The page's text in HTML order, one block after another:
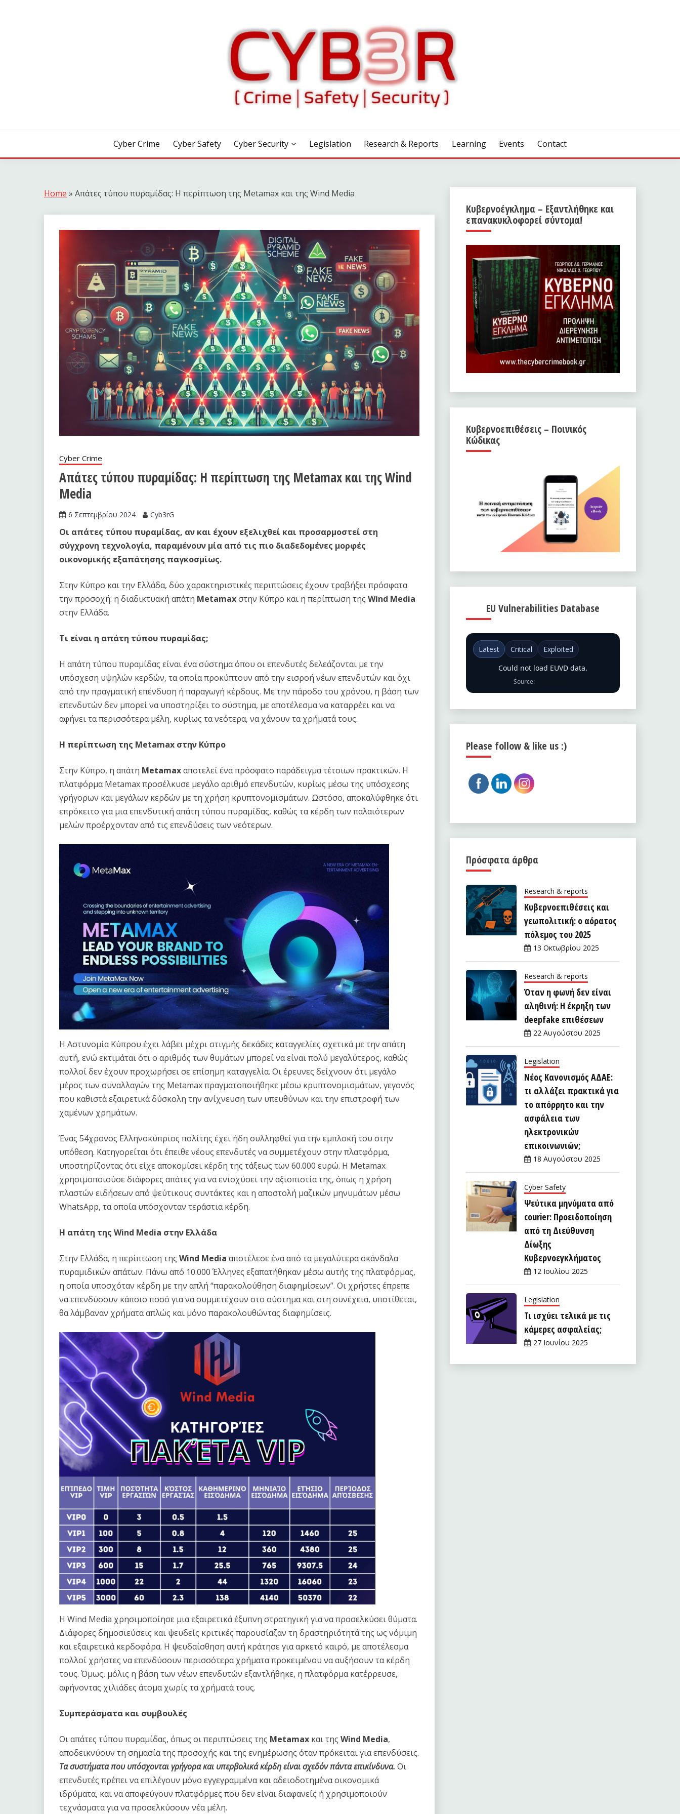
Cyber Crime Cyber Safety Cyber Security Legislation Research & Reports Learning Events Contact
Home » Απάτες τύπου πυραμίδας: Η περίπτωση της Metamax και της Wind Media
Cyber Crime
Απάτες τύπου πυραμίδας: Η περίπτωση της Metamax και της Wind
Media
6 Σεπτεμβρίου 2024 Cyb3rG
Οι απάτες τύπου πυραμίδας, αν και έχουν εξελιχθεί και προσαρμοστεί στη
σύγχρονη τεχνολογία, παραμένουν μία από τις πιο διαδεδομένες μορφές
οικονομικής εξαπάτησης παγκοσμίως.
Στην Κύπρο και την Ελλάδα, δύο χαρακτηριστικές περιπτώσεις έχουν τραβήξει πρόσφατα
την προσοχή: η διαδικτυακή απάτη Metamaxστην Κύπρο και η περίπτωση της Wind Media
στην Ελλάδα.
Τι είναι η απάτη τύπου πυραμίδας;
Η απάτη τύπου πυραμίδας είναι ένα σύστημα όπου οι επενδυτές δελεάζονται με την
υπόσχεση υψηλών κερδών, τα οποία προκύπτουν από την εισροή νέων επενδυτών και όχι
από την πραγματική επένδυση ή παραγωγή κέρδους. Με την πάροδο του χρόνου, η βάση των
επενδυτών δεν μπορεί να υποστηρίξει το σύστημα, με αποτέλεσμα να καταρρέει και να
αφήνει τα περισσότερα μέλη, κυρίως τα νεότερα, να χάνουν τα χρήματά τους.
Η περίπτωση της Metamax στην Κύπρο
Στην Κύπρο, η απάτη Metamaxαποτελεί ένα πρόσφατο παράδειγμα τέτοιων πρακτικών. Η
πλατφόρμα Metamax προσέλκυσε μεγάλο αριθμό επενδυτών, κυρίως μέσω της υπόσχεσης
γρήγορων και μεγάλων κερδών με τη χρήση κρυπτονομισμάτων. Ωστόσο, αποκαλύφθηκε ότι
επρόκειτο για μια επενδυτική απάτη τύπου πυραμίδας, καθώς τα κέρδη των παλαιότερων
μελών προέρχονταν από τις επενδύσεις των νεότερων.
Η Αστυνομία Κύπρου έχει λάβει μέχρι στιγμής δεκάδες καταγγελίες σχετικά με την απάτη
αυτή, ενώ εκτιμάται ότι ο αριθμός των θυμάτων μπορεί να είναι πολύ μεγαλύτερος, καθώς
πολλοί δεν έχουν προχωρήσει σε επίσημη καταγγελία. Οι έρευνες δείχνουν ότι μεγάλο
μέρος των συναλλαγών της Metamax πραγματοποιήθηκε μέσω κρυπτονομισμάτων, γεγονός
που καθιστά εξαιρετικά δύσκολη την ανίχνευση των υπευθύνων και την επιστροφή των
χαμένων χρημάτων.
Ένας 54χρονος Ελληνοκύπριος πολίτης έχει ήδη συλληφθεί για την εμπλοκή του στην
υπόθεση. Κατηγορείται ότι έπειθε νέους επενδυτές να συμμετέχουν στην πλατφόρμα,
υποστηρίζοντας ότι είχε αποκομίσει κέρδη της τάξεως των 60.000 ευρώ. Η Metamax
χρησιμοποιούσε διάφορες απάτες για να ενισχύσει την αξιοπιστία της, όπως η χρήση
πλαστών ειδήσεων από ψεύτικους συντάκτες και η αποστολή μαζικών μηνυμάτων μέσω
WhatsApp, τα οποία υπόσχονταν τεράστια κέρδη.
Η απάτη της Wind Media στην Ελλάδα
Στην Ελλάδα, η περίπτωση της Wind Media αποτέλεσε ένα από τα μεγαλύτερα σκάνδαλα
πυραμιδικών απάτων. Πάνω από 10.000 Έλληνες εξαπατήθηκαν μέσω αυτής της πλατφόρμας,
η οποία υποσχόταν κέρδη με την απλή “παρακολούθηση διαφημίσεων”. Οι χρήστες έπρεπε
να επενδύσουν κάποιο ποσό για να συμμετέχουν στο σύστημα και στη συνέχεια, υποτίθεται,
θα λάμβαναν χρήματα απλώς και μόνο παρακολουθώντας διαφημίσεις.
Η Wind Media χρησιμοποίησε μια εξαιρετικά έξυπνη στρατηγική για να προσελκύσει θύματα.
Διάφορες δημοσιεύσεις και ψευδείς κριτικές παρουσίαζαν τη δραστηριότητά της ως νόμιμη
και εξαιρετικά κερδοφόρα. Η ψευδαίσθηση αυτή κράτησε για αρκετό καιρό, με αποτέλεσμα
πολλοί χρήστες να επενδύσουν περισσότερα χρήματα προκειμένου να αυξήσουν τα κέρδη
τους. Όμως, μόλις η βάση των νέων επενδυτών εξαντλήθηκε, η πλατφόρμα κατέρρευσε,
αφήνοντας χιλιάδες άτομα χωρίς τα χρήματά τους.
Συμπεράσματα και συμβουλές
Οι απάτες τύπου πυραμίδας, όπως οι περιπτώσεις της Metamax και της Wind Media,
αποδεικνύουν τη σημασία της προσοχής και της ενημέρωσης όταν πρόκειται για επενδύσεις.
Τα συστήματα που υπόσχονται γρήγορα και υπερβολικά κέρδη είναι σχεδόν πάντα επικίνδυνα. Οι
επενδυτές πρέπει να επιλέγουν μόνο εγγεγραμμένα και αδειοδοτημένα οικονομικά
ιδρύματα, και να αποφεύγουν πλατφόρμες που δεν είναι διαφανείς ή χρησιμοποιούν
τεχνάσματα για να προσελκύσουν νέα μέλη.
Κυβερνοέγκλημα – Εξαντλήθηκε και
επανακυκλοφορεί σύντομα!
Κυβερνοεπιθέσεις – Ποινικός
Κώδικας
EU Vulnerabilities Database
Latest Critical
Exploited
Could not load EUVD data.
Source:
Please follow & like us :)
Πρόσφατα άρθρα
Research & reports
Κυβερνοεπιθέσεις και
γεωπολιτική: ο αόρατος
πόλεμος του 2025
13 Οκτωβρίου 2025
Research & reports
Όταν η φωνή δεν είναι
αληθινή: Η έκρηξη των
deepfake επιθέσεων
22 Αυγούστου 2025
Legislation
Νέος Κανονισμός ΑΔΑΕ:
τι αλλάζει πρακτικά για
το απόρρητο και την
ασφάλεια των
ηλεκτρονικών
επικοινωνιών;
18 Αυγούστου 2025
Cyber Safety
Ψεύτικα μηνύματα από
courier: Προειδοποίηση
από τη Διεύθυνση
Δίωξης
Κυβερνοεγκλήματος
12 Ιουλίου 2025
Legislation
Τι ισχύει τελικά με τις
κάμερες ασφαλείας;
27 Ιουνίου 2025